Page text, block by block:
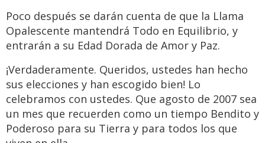
Poco después se darán cuenta de que la Llama
Opalescente mantendrá Todo en Equilibrio, y
entrarán a su Edad Dorada de Amor y Paz.
¡Verdaderamente. Queridos, ustedes han hecho
sus elecciones y han escogido bien! Lo
celebramos con ustedes. Que agosto de 2007 sea
un mes que recuerden como un tiempo Bendito y
Poderoso para su Tierra y para todos los que